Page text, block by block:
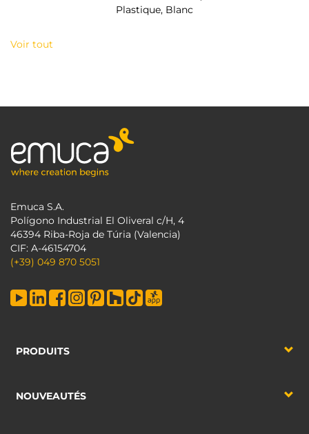
Plastique, Blanc
Voir tout
Emuca S.A.
Polígono Industrial El Oliveral c/H, 4
46394 Riba-Roja de Túria (Valencia)
CIF: A-46154704
(+39) 049 870 5051
PRODUITS
NOUVEAUTÉS